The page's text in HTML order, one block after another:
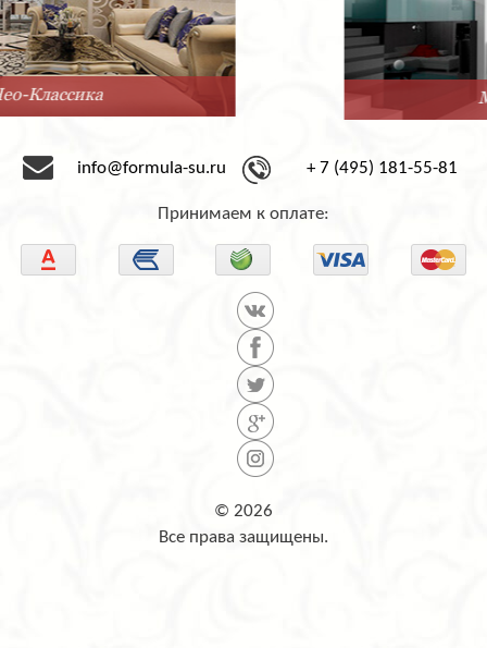
Минимализм
info@formula-su.ru + 7 (495) 181-55-81
Принимаем к оплате:
© 2026
Все права защищены.